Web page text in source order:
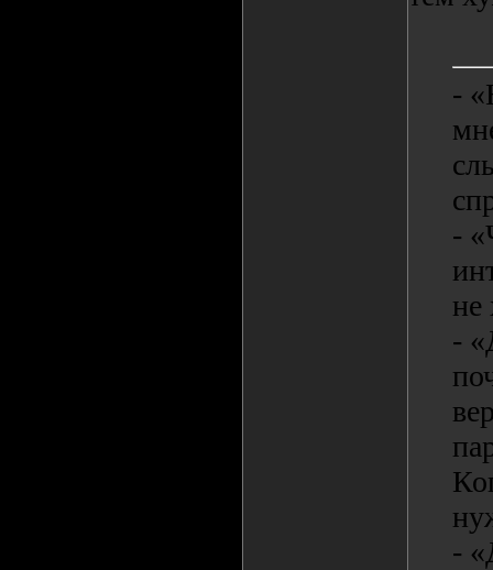
-
-
не
-
-